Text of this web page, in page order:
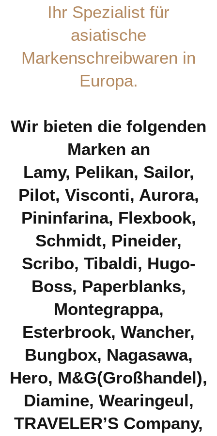
Ihr Spezialist für
asiatische
Markenschreibwaren in
Europa.
Wir bieten die folgenden
Marken an
Lamy, Pelikan, Sailor,
Pilot, Visconti, Aurora,
Pininfarina, Flexbook,
Schmidt, Pineider,
Scribo, Tibaldi, Hugo-
Boss, Paperblanks,
Montegrappa,
Esterbrook, Wancher,
Bungbox, Nagasawa,
Hero, M&G(Großhandel),
Diamine, Wearingeul,
TRAVELER’S Company,